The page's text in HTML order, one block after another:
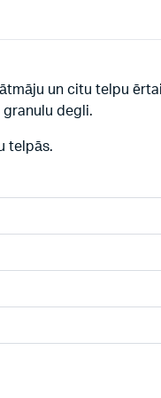
un citu telpu
granulu degli.
telpās.